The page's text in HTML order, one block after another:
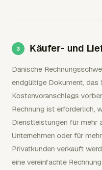
Käufer- und
Dänische
endgültige Dokument, das
Kostenvoranschlags
Rechnung ist erforderlich,
Dienstleistungen für mehr
Unternehmen oder für
Privatkunden verkauft
eine vereinfachte